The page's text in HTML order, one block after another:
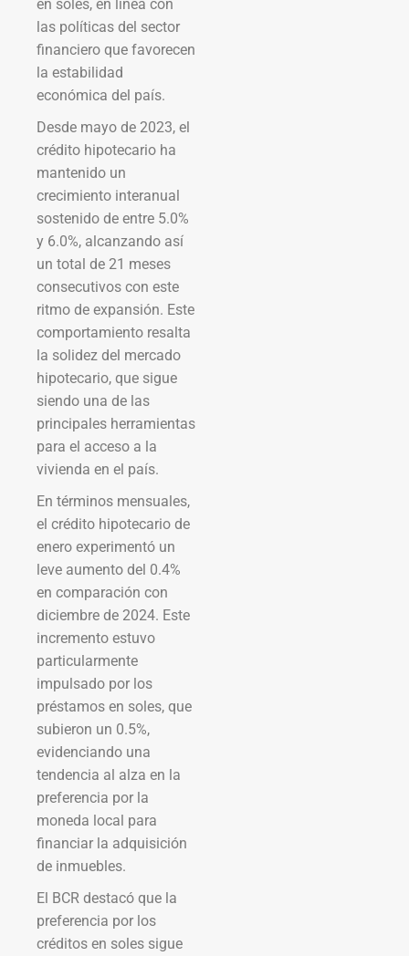
en soles, en línea con
las políticas del sector
financiero que favorecen
la estabilidad
económica del país.
Desde mayo de 2023, el
crédito hipotecario ha
mantenido un
crecimiento interanual
sostenido de entre 5.0%
y 6.0%, alcanzando así
un total de 21 meses
consecutivos con este
ritmo de expansión. Este
comportamiento resalta
la solidez del mercado
hipotecario, que sigue
siendo una de las
principales herramientas
para el acceso a la
vivienda en el país.
En términos mensuales,
el crédito hipotecario de
enero experimentó un
leve aumento del 0.4%
en comparación con
diciembre de 2024. Este
incremento estuvo
particularmente
impulsado por los
préstamos en soles, que
subieron un 0.5%,
evidenciando una
tendencia al alza en la
preferencia por la
moneda local para
financiar la adquisición
de inmuebles.
El BCR destacó que la
preferencia por los
créditos en soles sigue